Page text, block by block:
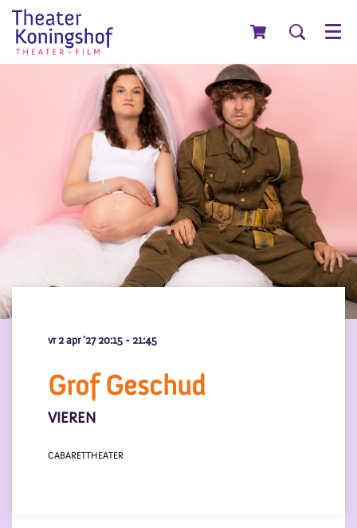
Menu
Grof Geschud
VIEREN
vr 2 apr ’2720:15 - 21:45
CABARETTHEATER